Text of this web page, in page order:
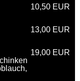
10,50 EUR
13,00 EUR
19,00 EUR